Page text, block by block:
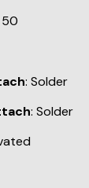
50
: Solder
: Solder